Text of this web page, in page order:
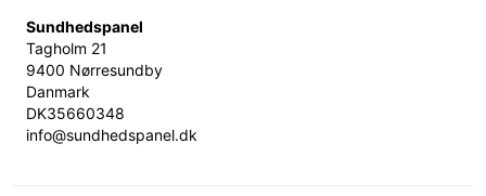
Sundhedspanel
Tagholm 21
9400 Nørresundby
Danmark
DK35660348
info@sundhedspanel.dk